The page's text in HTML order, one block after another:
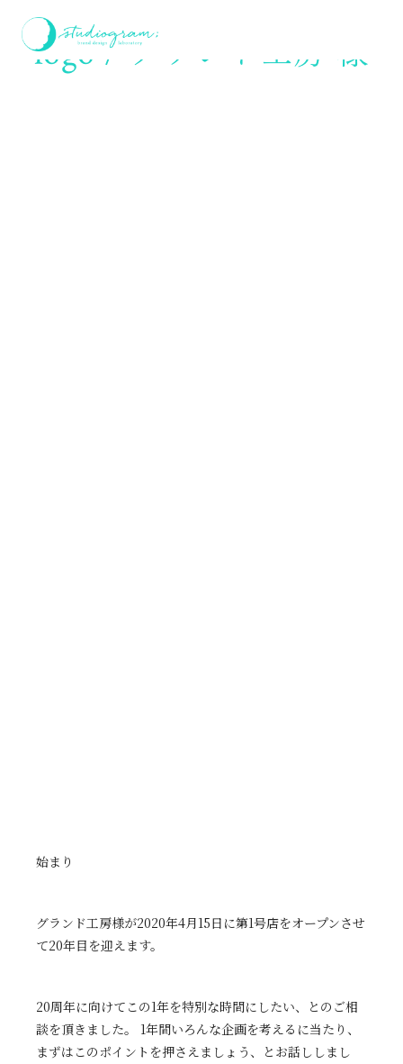
ホーム
logo / グランド工房 様
始まり
グランド工房様が2020年4月15日に第1号店をオープンさせ
て20年目を迎えます。
20周年に向けてこの1年を特別な時間にしたい、とのご相
談を頂きました。 1年間いろんな企画を考えるに当たり、
まずはこのポイントを押さえましょう、とお話ししまし